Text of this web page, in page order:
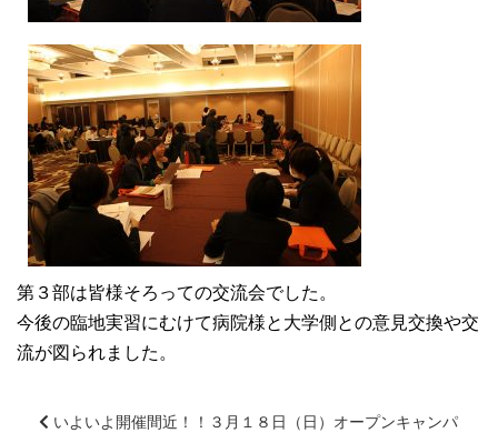
第３部は皆様そろっての交流会でした。
今後の臨地実習にむけて病院様と大学側との意見交換や交
流が図られました。
いよいよ開催間近！！３月１８日（日）オープンキャンパ